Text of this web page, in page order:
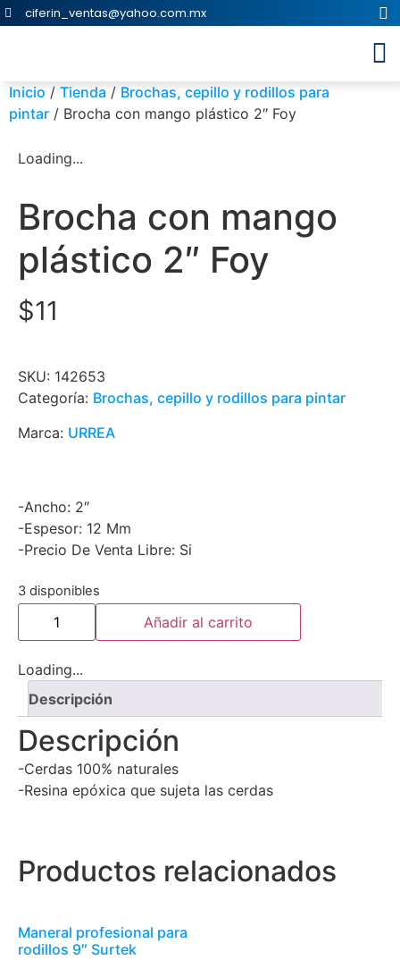
ciferin_ventas@yahoo.com.mx
Inicio / Tienda / Brochas, cepillo y rodillos para
pintar / Brocha con mango plástico 2″ Foy
Loading...
Brocha con mango
plástico 2″ Foy
$11
SKU: 142653
Categoría: Brochas, cepillo y rodillos para pintar
Marca: URREA
-Ancho: 2″
-Espesor: 12 Mm
-Precio De Venta Libre: Si
3 disponibles
Añadir al carrito
Loading...
Descripción
Descripción
-Cerdas 100% naturales
-Resina epóxica que sujeta las cerdas
Productos relacionados
Maneral profesional para
rodillos 9″ Surtek